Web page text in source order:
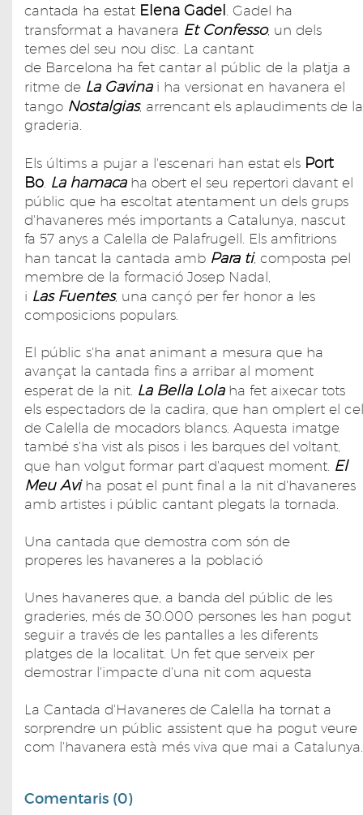
cantada ha estat Elena Gadel . Gadel ha
transformat a havanera Et Confesso, un dels
temes del seu nou disc. La cantant
de Barcelona ha fet cantar al públic de la platja a
ritme de La Gavinai ha versionat en havanera el
tango Nostalgias, arrencant els aplaudiments de la
graderia.
Els últims a pujar a l'escenari han estat els Port
Bo La hamacaha obert el seu repertori davant el
públic que ha escoltat atentament un dels grups
d'havaneres més importants a Catalunya, nascut
fa 57 anys a Calella de Palafrugell. Els amfitrions
han tancat la cantada amb Para ti, composta pel
membre de la formació Josep Nadal,
i Las Fuentes, una cançó per fer honor a les
composicions populars.
El públic s'ha anat animant a mesura que ha
avançat la cantada fins a arribar al moment
esperat de la nit. La Bella Lolaha fet aixecar tots
els espectadors de la cadira, que han omplert el cel
de Calella de mocadors blancs. Aquesta imatge
també s'ha vist als pisos i les barques del voltant,
que han volgut formar part d'aquest moment. El
Meu Aviha posat el punt final a la nit d'havaneres
amb artistes i públic cantant plegats la tornada.
Una cantada que demostra com són de
properes les havaneres a la població
Unes havaneres que, a banda del públic de les
graderies, més de 30.000 persones les han pogut
seguir a través de les pantalles a les diferents
platges de la localitat. Un fet que serveix per
demostrar l'impacte d'una nit com aquesta
La Cantada d'Havaneres de Calella ha tornat a
sorprendre un públic assistent que ha pogut veure
com l'havanera està més viva que mai a Catalunya.
Comentaris (0)